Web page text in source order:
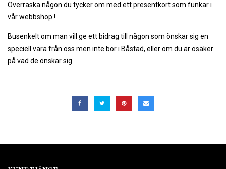
Överraska någon du tycker om med ett presentkort som funkar i
vår webbshop !
Busenkelt om man vill ge ett bidrag till någon som önskar sig en
speciell vara från oss men inte bor i Båstad, eller om du är osäker
på vad de önskar sig.